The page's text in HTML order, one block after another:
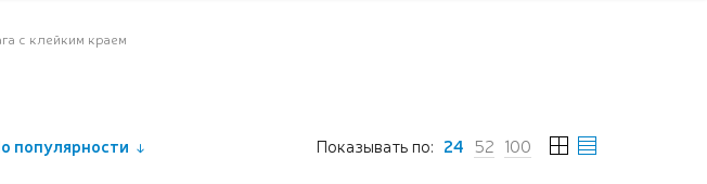
с клейким краем
популярности Показывать по: 24 52 100